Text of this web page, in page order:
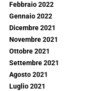
Febbraio 2022
Gennaio 2022
Dicembre 2021
Novembre 2021
Ottobre 2021
Settembre 2021
Agosto 2021
Luglio 2021